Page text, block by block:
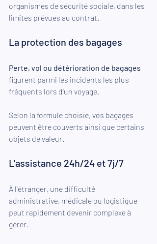
organismes de sécurité sociale, dans les
limites prévues au contrat.
La protection des bagages
Perte, vol ou détérioration de bagages
figurent parmi les incidents les plus
fréquents lors d'un voyage.
Selon la formule choisie, vos bagages
peuvent être couverts ainsi que certains
objets de valeur.
L'assistance 24h/24 et 7j/7
À l'étranger, une difficulté
administrative, médicale ou logistique
peut rapidement devenir complexe à
gérer.